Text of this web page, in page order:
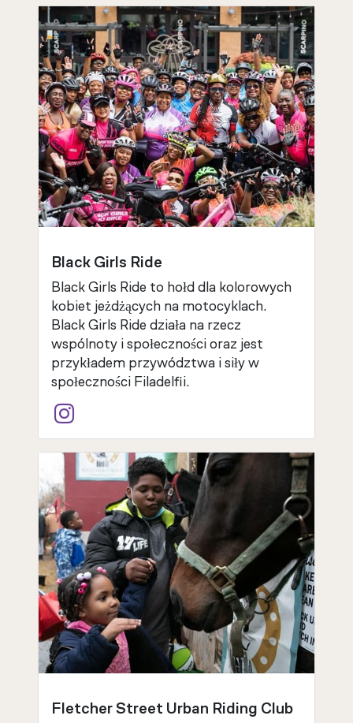
Black Girls Ride
Black Girls Ride to hołd dla kolorowych
kobiet jeżdżących na motocyklach.
Black Girls Ride działa na rzecz
wspólnoty i społeczności oraz jest
przykładem przywództwa i siły w
społeczności Filadelfii.
Fletcher Street Urban Riding Club